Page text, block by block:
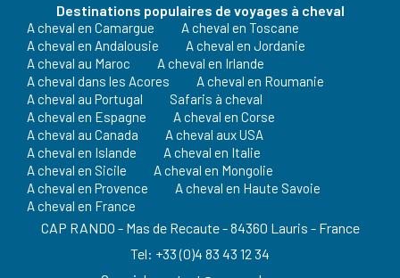
Destinations populaires de voyages à cheval
A cheval en Camargue
A cheval en Toscane
A cheval en Andalousie
A cheval en Jordanie
A cheval au Maroc
A cheval en Irlande
A cheval dans les Acores
A cheval en Roumanie
A cheval au Portugal
Safaris à cheval
A cheval en Espagne
A cheval en Corse
A cheval au Canada
A cheval aux USA
A cheval en Islande
A cheval en Italie
A cheval en Sicile
A cheval en Mongolie
A cheval en Provence
A cheval en Haute Savoie
A cheval en France
CAP RANDO - Mas de Recaute - 84360 Lauris - France
Tel: +33 (0)4 83 43 12 34